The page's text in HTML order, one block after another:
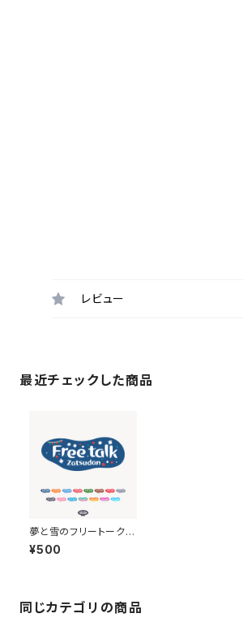
レビュー
最近チェックした商品
夢と雪のフリートーク
ロゴ【フリー素材・サム
ネ素材】
¥500
同じカテゴリの商品